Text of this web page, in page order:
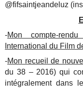
@fifsaintjeandeluz
-Mon compte-
International du Film
-Mon recueil de
du 38 – 2016) qui
intégralement dans